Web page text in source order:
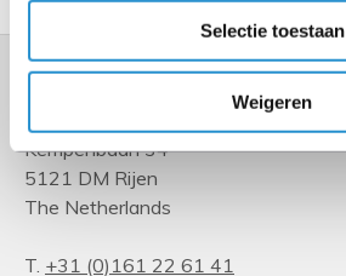
Selectie toestaan
Weigeren
Kempenbaan 34
5121 DM Rijen
The Netherlands
T. +31 (0)161 22 61 41